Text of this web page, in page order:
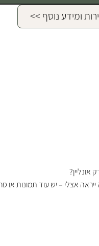
ומידע נוסף >>
אונליין?
אצלי – יש עוד תמונות או